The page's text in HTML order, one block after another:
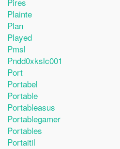
Plainte
Plan
Played
Pmsl
Pndd0xkslc001
Port
Portabel
Portable
Portableasus
Portablegamer
Portables
Portaitil